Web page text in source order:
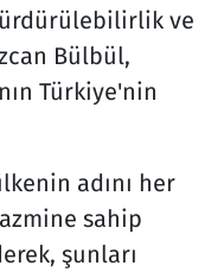
ve
Bülbül,
Türkiye'nin
adını her
sahip
şunları